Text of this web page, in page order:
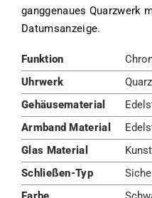
ganggenaues Quarzwerk
Datumsanzeige.
Funktion
Uhrwerk
Gehäusematerial
Armband Material
Glas Material
Schließen-Typ